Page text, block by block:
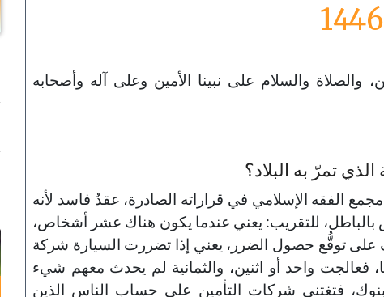
والصلاة والسلام على نبينا الأمين وعلى آله وأصحابه
تمرّ به البلاد؟
الفقه الإسلامي في قراراته الصادرة، عقدٌ فاسد لأنه
للتقريب: يعني عندما يكون هناك عشر أشخاص،
توقُّع حصول الضرر، يعني إذا تضررت السيارة شركة
فعالجت واحد أو اثنين، والثمانية لم يحدث معهم شيء
فتغتني شركات التأمين على حساب الناس الذين